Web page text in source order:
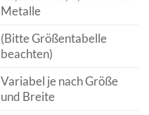
Metalle
(Bitte Größentabelle
beachten)
Variabel je nach Größe
und Breite